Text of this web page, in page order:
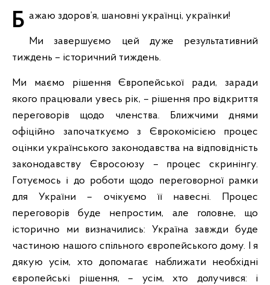
Бажаю здоров’я, шановні українці, українки!
Ми завершуємо цей дуже результативний
тиждень – історичний тиждень.
Ми маємо рішення Європейської ради, заради
якого працювали увесь рік, – рішення про відкриття
переговорів щодо членства. Ближчими днями
офіційно започаткуємо з Єврокомісією процес
оцінки українського законодавства на відповідність
законодавству Євросоюзу – процес скринінгу.
Готуємось і до роботи щодо переговорної рамки
для України – очікуємо її навесні. Процес
переговорів буде непростим, але головне, що
історично ми визначились: Україна завжди буде
частиною нашого спільного європейського дому. І я
дякую усім, хто допомагає наближати необхідні
європейські рішення, – усім, хто долучився: і